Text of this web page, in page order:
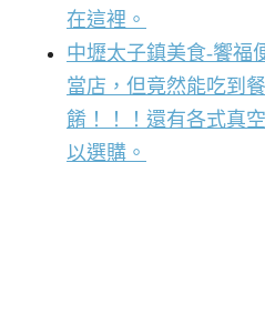
在這裡。
中壢太子鎮美食-饗福
當店，但竟然能吃到
餚！！！還有各式真
以選購。